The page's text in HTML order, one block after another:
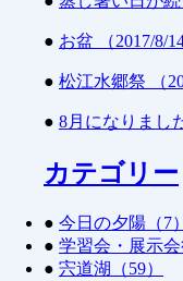
● お盆 （2017/8/14
● 松江水郷祭 （
● 8月になりまし
カテゴリー
● 今日の夕陽（7）
● 学習会・展示会
● 宍道湖（59）